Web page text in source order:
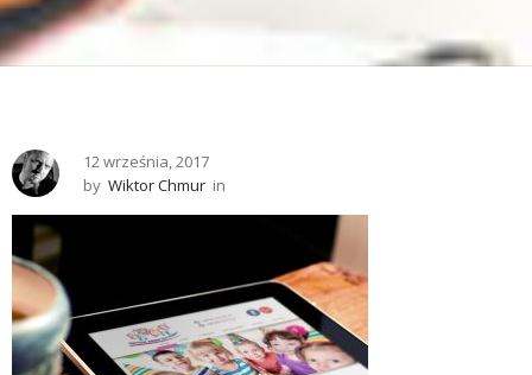
12 września, 2017
by Wiktor Chmur in